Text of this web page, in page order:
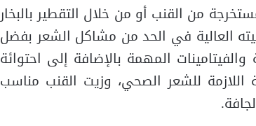
من القنب أو من خلال التقطير بالبخار
العالية في الحد من مشاكل الشعر بفضل
المهمة بالإضافة إلى احتوائة
للشعر الصحي، وزيت القنب مناسب